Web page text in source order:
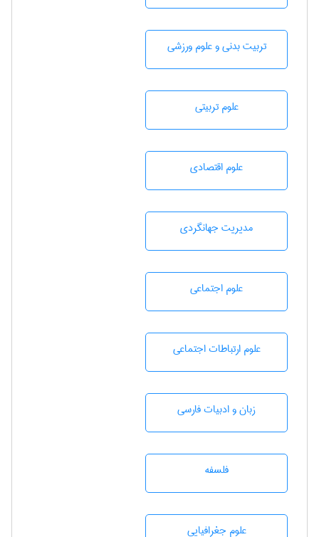
تربيت بدنی و علوم ورزشی
علوم تربيتی
علوم اقتصادی
مديريت جهانگردی
علوم اجتماعی
علوم ارتباطات اجتماعی
زبان و ادبيات فارسی
فلسفه
علوم جغرافيايی